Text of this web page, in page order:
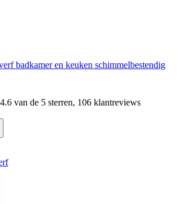
badkamer en keuken schimmelbestendig
van de 5 sterren, 106 klantreviews